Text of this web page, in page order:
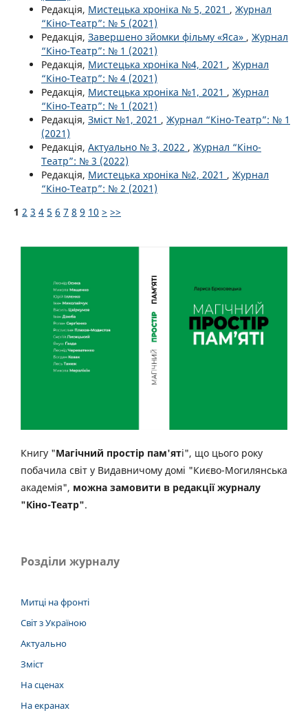
Редакція, Мистецька хроніка № 5, 2021 , Журнал
“Кіно-Театр”: № 5 (2021)
Редакція, Завершено зйомки фільму «Яса» , Журнал
“Кіно-Театр”: № 1 (2021)
Редакція, Мистецька хроніка №4, 2021 , Журнал
“Кіно-Театр”: № 4 (2021)
Редакція, Мистецька хроніка №1, 2021 , Журнал
“Кіно-Театр”: № 1 (2021)
Редакція, Зміст №1, 2021 , Журнал “Кіно-Театр”: № 1
(2021)
Редакція, Актуально № 3, 2022 , Журнал “Кіно-
Театр”: № 3 (2022)
Редакція, Мистецька хроніка №2, 2021 , Журнал
“Кіно-Театр”: № 2 (2021)
1 2 3 4 5 6 7 8 9 10 > >>
Книгу "Магічний простір пам'яті", що цього року
побачила світ у Видавничому домі "Києво-Могилянська
академія", можна замовити в редакції журналу
"Кіно-Театр".
Розділи журналу
Митці на фронті
Світ з Україною
Актуально
Зміст
На сценах
На екранах